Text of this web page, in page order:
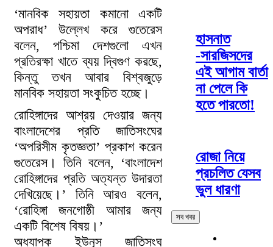
‘মানবিক সহায়তা কমানো একটি
অপরাধ’ উল্লেখ করে গুতেরেস
বলেন, পশ্চিমা দেশগুলো এখন
প্রতিরক্ষা খাতে ব্যয় দ্বিগুণ করছে,
কিন্তু তখন আবার বিশ্বজুড়ে
মানবিক সহায়তা সংকুচিত হচ্ছে।
রোহিঙ্গাদের আশ্রয় দেওয়ার জন্য
বাংলাদেশের প্রতি জাতিসংঘের
‘অপরিসীম কৃতজ্ঞতা’ প্রকাশ করেন
গুতেরেস। তিনি বলেন, ‘বাংলাদেশ
রোহিঙ্গাদের প্রতি অত্যন্ত উদারতা
দেখিয়েছে।’ তিনি আরও বলেন,
‘রোহিঙ্গা জনগোষ্ঠী আমার জন্য
একটি বিশেষ বিষয়।’
অধ্যাপক ইউনূস জাতিসংঘ
হাসনাত
-সারজিসদের
এই আগাম বার্তা
না পেলে কি
হতে পারতো!
রোজা নিয়ে
প্রচলিত যেসব
ভুল ধারণা
সব খবর